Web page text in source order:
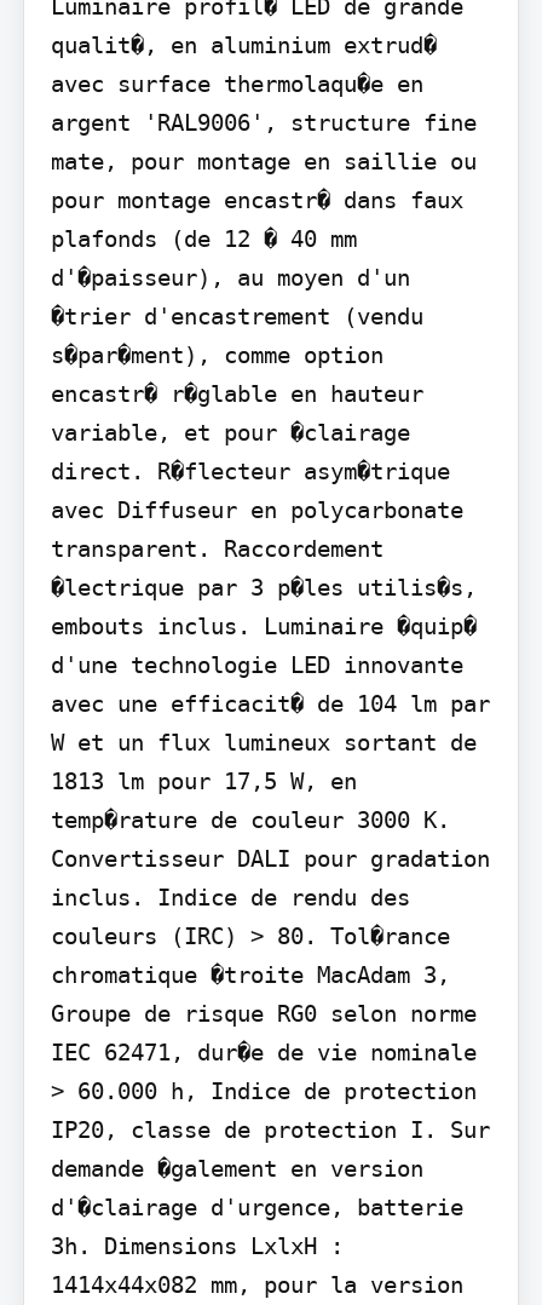
Luminaire profil� LED de grande
qualit�, en aluminium extrud�
avec surface thermolaqu�e en
argent 'RAL9006', structure fine
mate, pour montage en saillie ou
pour montage encastr� dans faux
plafonds (de 12 � 40 mm
d'�paisseur), au moyen d'un
�trier d'encastrement (vendu
s�par�ment), comme option
encastr� r�glable en hauteur
variable, et pour �clairage
direct. R�flecteur asym�trique
avec Diffuseur en polycarbonate
transparent. Raccordement
�lectrique par 3 p�les utilis�s,
embouts inclus. Luminaire �quip�
d'une technologie LED innovante
avec une efficacit� de 104 lm par
W et un flux lumineux sortant de
1813 lm pour 17,5 W, en
temp�rature de couleur 3000 K.
Convertisseur DALI pour gradation
inclus. Indice de rendu des
couleurs (IRC) > 80. Tol�rance
chromatique �troite MacAdam 3,
Groupe de risque RG0 selon norme
IEC 62471, dur�e de vie nominale
> 60.000 h, Indice de protection
IP20, classe de protection I. Sur
demande �galement en version
d'�clairage d'urgence, batterie
3h. Dimensions LxlxH :
1414x44x082 mm, pour la version